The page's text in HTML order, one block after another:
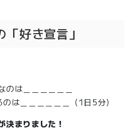
好き宣言」
は＿＿＿＿＿＿
は＿＿＿＿＿＿（1日5分）
決まりました！